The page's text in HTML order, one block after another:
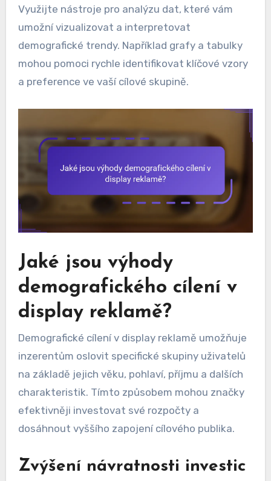
Využijte nástroje pro analýzu dat, které vám
umožní vizualizovat a interpretovat
demografické trendy. Například grafy a tabulky
mohou pomoci rychle identifikovat klíčové vzory
a preference ve vaší cílové skupině.
Jaké jsou výhody
demografického cílení v
display reklamě?
Demografické cílení v display reklamě umožňuje
inzerentům oslovit specifické skupiny uživatelů
na základě jejich věku, pohlaví, příjmu a dalších
charakteristik. Tímto způsobem mohou značky
efektivněji investovat své rozpočty a
dosáhnout vyššího zapojení cílového publika.
Zvýšení návratnosti investic